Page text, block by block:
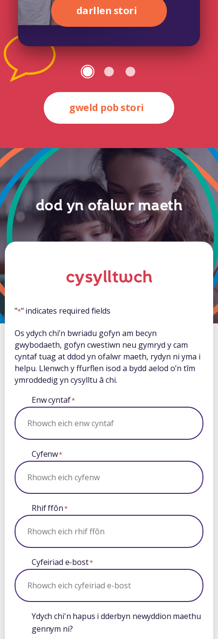
darllen stori
gweld pob stori
dod yn ofalwr maeth
cysylltwch
"*" indicates required fields
Os ydych chi’n bwriadu gofyn am becyn
gwybodaeth, gofyn cwestiwn neu gymryd y cam
cyntaf tuag at ddod yn ofalwr maeth, rydyn ni yma i
helpu. Llenwch y ffurflen isod a bydd aelod o’n tîm
ymroddedig yn cysylltu â chi.
Enw cyntaf*
Cyfenw*
Rhif ffôn*
Cyfeiriad e-bost*
Ydych chi'n hapus i dderbyn newyddion maethu
gennym ni?